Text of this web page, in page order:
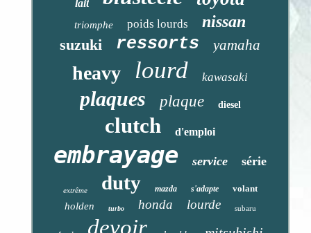
lait
triomphe poids lourds nissan
suzuki ressorts yamaha
heavy lourd kawasaki
plaques plaque diesel
clutch d'emploi
embrayage service série
extrême duty mazda s'adapte volant
holden turbo honda lourde subaru
devoir